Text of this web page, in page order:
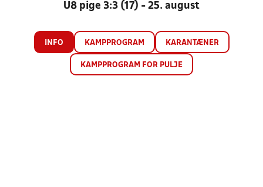
U8 pige 3:3 (17) - 25. august
INFO KAMPPROGRAM KARANTÆNER
KAMPPROGRAM FOR PULJE